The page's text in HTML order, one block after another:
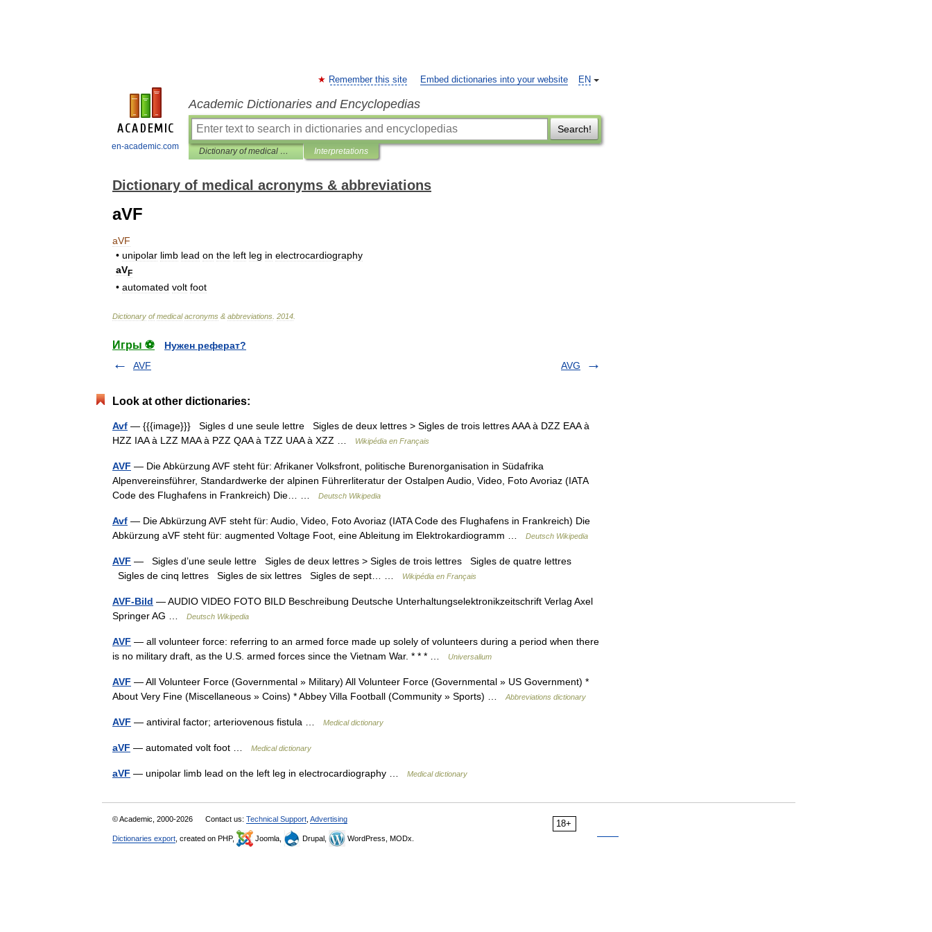
en-academic.com
EN
Remember this site Embed dictionaries into your website
Academic Dictionaries and Encyclopedias
Search!
Dictionary of medical acronyms & abbreviations Interpretations
Dictionary of medical acronyms & abbreviations
aVF
aVF
• unipolar limb lead on the left leg in electrocardiography
aVF
• automated volt foot
Dictionary of medical acronyms & abbreviations 2014
Игры ⚽
Нужен реферат?
AVF
AVG
Look at other dictionaries:
Avf — {{{image}}} Sigles d une seule lettre Sigles de deux lettres > Sigles de trois lettres AAA à DZZ EAA à
HZZ IAA à LZZ MAA à PZZ QAA à TZZ UAA à XZZ …
Wikipédia en Français
AVF — Die Abkürzung AVF steht für: Afrikaner Volksfront, politische Burenorganisation in Südafrika
Alpenvereinsführer, Standardwerke der alpinen Führerliteratur der Ostalpen Audio, Video, Foto Avoriaz (IATA
Code des Flughafens in Frankreich) Die… …
Deutsch Wikipedia
Avf — Die Abkürzung AVF steht für: Audio, Video, Foto Avoriaz (IATA Code des Flughafens in Frankreich) Die
Abkürzung aVF steht für: augmented Voltage Foot, eine Ableitung im Elektrokardiogramm …
Deutsch Wikipedia
AVF — Sigles d’une seule lettre Sigles de deux lettres > Sigles de trois lettres Sigles de quatre lettres
Sigles de cinq lettres Sigles de six lettres Sigles de sept… …
Wikipédia en Français
AVF-Bild — AUDIO VIDEO FOTO BILD Beschreibung Deutsche Unterhaltungselektronikzeitschrift Verlag Axel
Springer AG …
Deutsch Wikipedia
AVF — all volunteer force: referring to an armed force made up solely of volunteers during a period when there
is no military draft, as the U.S. armed forces since the Vietnam War. * * * …
Universalium
AVF — All Volunteer Force (Governmental » Military) All Volunteer Force (Governmental » US Government) *
About Very Fine (Miscellaneous » Coins) * Abbey Villa Football (Community » Sports) …
Abbreviations dictionary
AVF — antiviral factor; arteriovenous fistula … Medical dictionary
aVF — automated volt foot … Medical dictionary
aVF — unipolar limb lead on the left leg in electrocardiography … Medical dictionary
18+
© Academic, 2000-2026 Contact us: Technical Support Advertising
Dictionaries export , created on PHP, Joomla, Drupal, WordPress, MODx.